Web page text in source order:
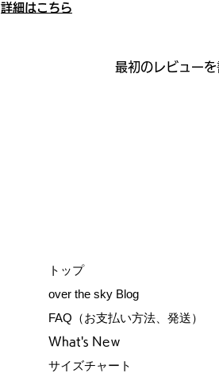
詳細はこちら
最初のレビュー
トップ
over the sky Blog
FAQ（お支払い方法、発送）
What's Neｗ
サイズチャート